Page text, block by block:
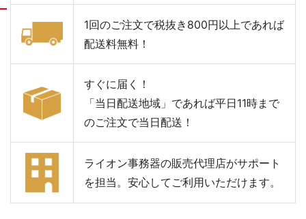
1回のご注文で税抜き800円以上であれば
配送料無料！
すぐに届く！
「当日配送地域」であれば平日11時まで
のご注文で当日配送！
ライオン事務器の販売代理店がサポート
を担当。安心してご利用いただけます。